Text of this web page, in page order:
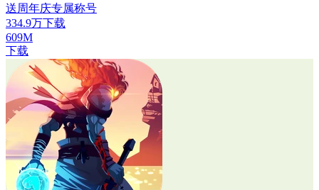
送周年庆专属称号
334.9万下载
609M
下载